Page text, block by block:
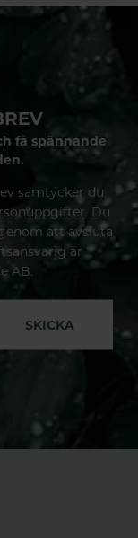
få spännande
samtycker du
Du
att avsluta
är
AB.
SKICKA